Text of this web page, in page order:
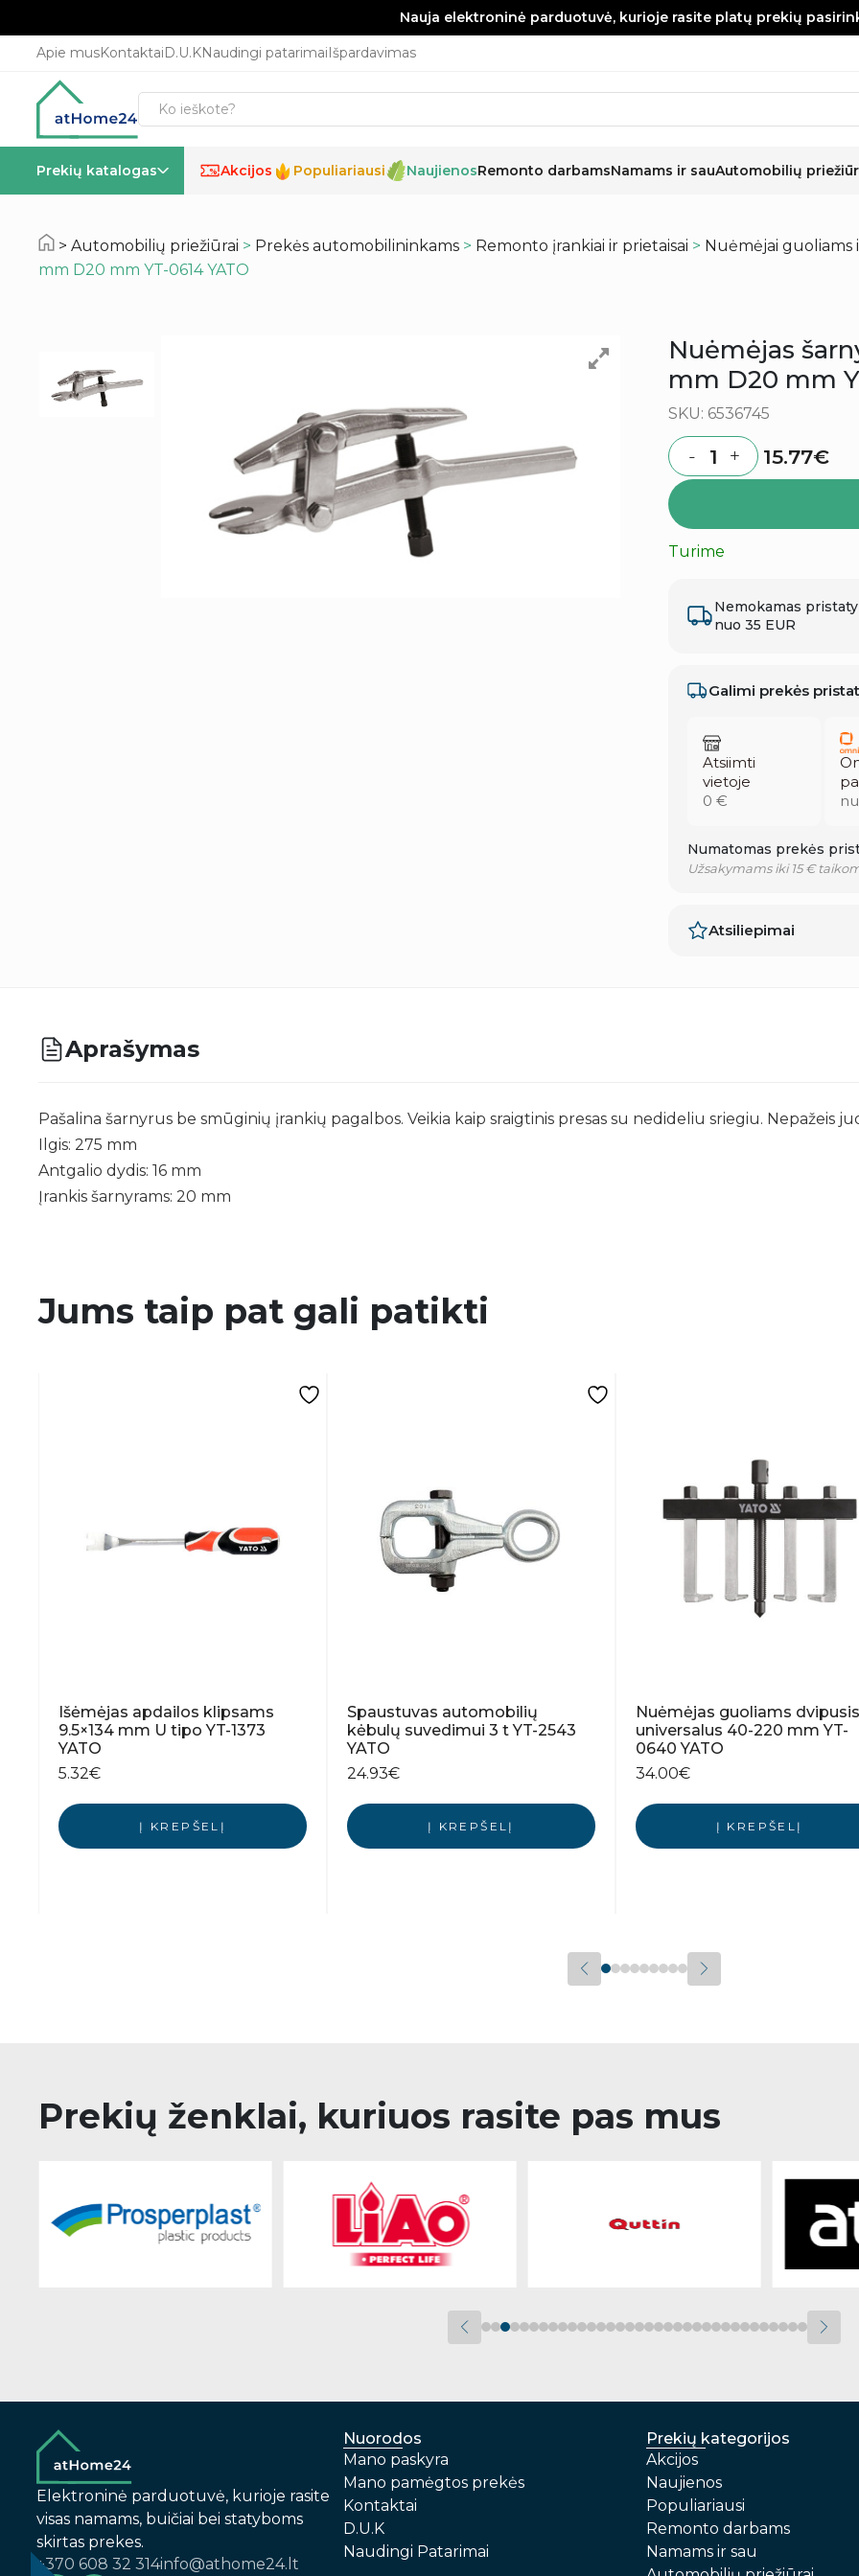
Nauja elektroninė parduotuvė, kurioje rasite platų prekių
Apie musKontaktaiD.U.KNaudingi patarimaiIšpardavimas
Prekių katalogas % Akcijos Populiariausi NaujienosRemonto darbamsNamams ir sauAutomobilių
Automobilių priežiūrai > Prekės automobilininkams > Remonto įrankiai ir prietaisai > Nuėmėjai guoliams
mm D20 mm YT-0614 YATO
Nuėmėjas
mm D20 mm
SKU: 6536745
Quantity
- + 15.77€
Turime
Nemokamas
nuo 35 EUR
Galimi prekės
Atsiimti
vietoje
0 €
Numatomas prekės
Užsakymams iki 15 €
Atsiliepimai
Aprašymas
Pašalina šarnyrus be smūginių įrankių pagalbos. Veikia kaip sraigtinis presas su nedideliu sriegiu. Nepažeis
Ilgis: 275 mm
Antgalio dydis: 16 mm
Įrankis šarnyrams: 20 mm
Jums taip pat gali patikti
Išėmėjas apdailos klipsams
9.5×134 mm U tipo YT-1373
YATO
5.32€
Į KREPŠELĮ
Spaustuvas automobilių
kėbulų suvedimui 3 t YT-2543
YATO
24.93€
Į KREPŠELĮ
Nuėmėjas guoliams dvipusis
universalus 40-220 mm YT-
0640 YATO
34.00€
Į KREPŠELĮ
Prekių ženklai, kuriuos rasite pas mus
Elektroninė parduotuvė, kurioje rasite
visas namams, buičiai bei statyboms
skirtas prekes.
+370 608 32 314info@athome24.lt
Nuorodos
Mano paskyra
Mano pamėgtos prekės
Kontaktai
D.U.K
Naudingi Patarimai
Prekių kategorijos
Akcijos
Naujienos
Populiariausi
Remonto darbams
Namams ir sau